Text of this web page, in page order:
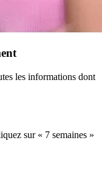
les informations dont
sur « 7 semaines »